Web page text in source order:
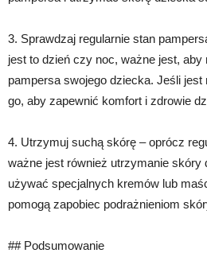
3. Sprawdzaj regularnie stan
jest to dzień czy noc, ważne jest,
pampersa swojego dziecka. Jeśli
go, aby zapewnić komfort i zdrowie
4. Utrzymuj suchą skórę – oprócz
ważne jest również utrzymanie skóry
używać specjalnych kremów lub
pomogą zapobiec podrażnieniom
## Podsumowanie